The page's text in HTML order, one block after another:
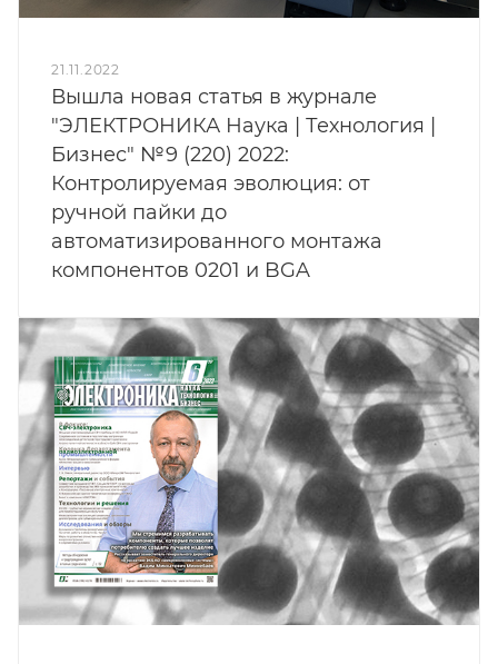
21.11.2022
Вышла новая статья в журнале
"ЭЛЕКТРОНИКА Наука | Технология |
Бизнес" №9 (220) 2022:
Контролируемая эволюция: от
ручной пайки до
автоматизированного монтажа
компонентов 0201 и BGA